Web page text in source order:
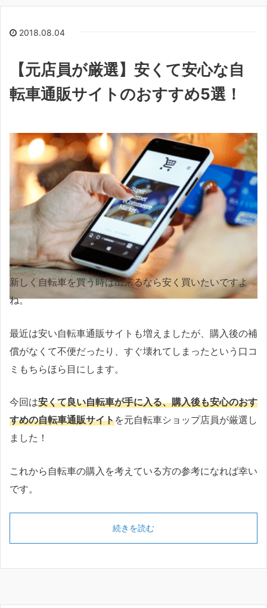
2018.08.04
【元店員が厳選】安くて安心な自
転車通販サイトのおすすめ5選！
新しく自転車を買う時は出来るなら安く買いたいですよ
ね。
最近は安い自転車通販サイトも増えましたが、購入後の補
償がなくて不便だったり、すぐ壊れてしまったという口コ
ミもちらほら目にします。
今回は安くて良い自転車が手に入る、購入後も安心のおす
すめの自転車通販サイトを元自転車ショップ店員が厳選し
ました！
これから自転車の購入を考えている方の参考になれば幸い
です。
続きを読む